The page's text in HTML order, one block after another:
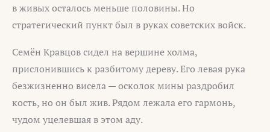
в живых осталось меньше половины. Но
стратегический пункт был в руках советских войск.
Семён Кравцов сидел на вершине холма,
прислонившись к разбитому дереву. Его левая рука
безжизненно висела — осколок мины раздробил
кость, но он был жив. Рядом лежала его гармонь,
чудом уцелевшая в этом аду.